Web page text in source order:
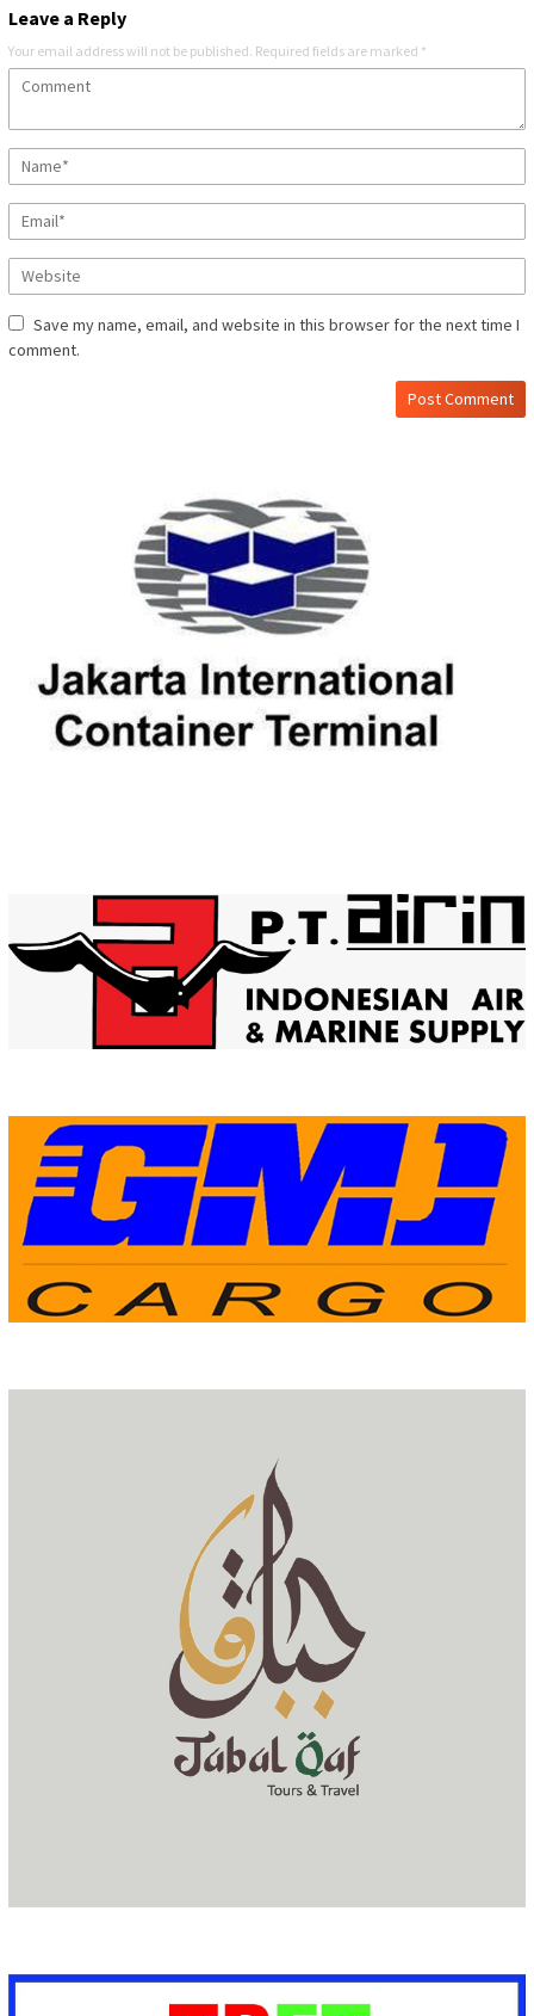
Leave a Reply
Your email address will not be published. Required fields are marked *
Save my name, email, and website in this browser for the next time I
comment.